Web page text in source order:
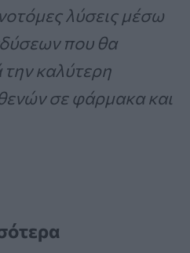
λύσεις μέσω
που θα
την καλύτερη
σε φάρμακα και